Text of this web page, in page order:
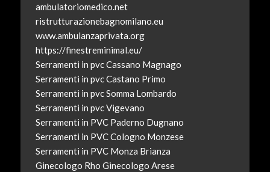
ambulatoriomedico.net
ristrutturazionebagnomilano.eu
www.ambulanzaprivata.org
https://finestreminimal.eu/
Serramenti in pvc Cassano Magnago
Serramenti in pvc Castano Primo
Serramenti in pvc Somma Lombardo
Serramenti in pvc Vigevano
Serramenti in PVC Paderno Dugnano
Serramenti in PVC Cologno Monzese
Serramenti in PVC Monza Brianza
Ginecologo Rho Ginecologo Arese